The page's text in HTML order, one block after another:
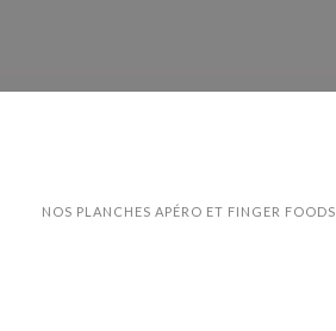
NOS PLANCHES APÉRO ET FINGER FOODS